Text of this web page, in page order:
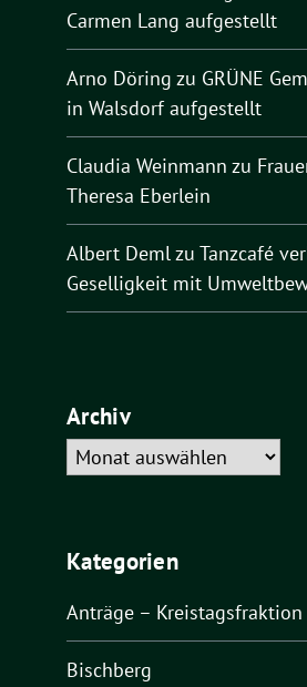
Carmen Lang aufgestellt
Arno Döring zu GRÜNE
in Walsdorf aufgestellt
Claudia Weinmann zu
Theresa Eberlein
Albert Demlzu Tanzcafé
Geselligkeit mit
Archiv
Archiv
Kategorien
Anträge – Kreistagsfraktion
Bischberg